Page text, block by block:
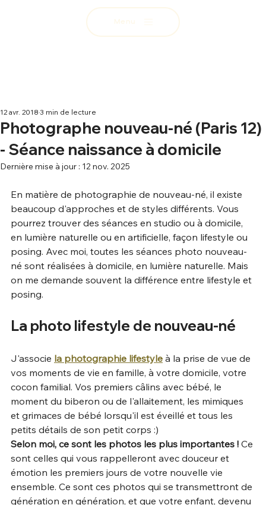
Menu
Photographe nouveau-né (Paris 12)
- Séance naissance à domicile
12 avr. 2018 3 min de lecture
Dernière mise à jour : 12 nov. 2025
En matière de photographie de nouveau-né, il existe
beaucoup d'approches et de styles différents. Vous
pourrez trouver des séances en studio ou à domicile,
en lumière naturelle ou en artificielle, façon lifestyle ou
posing. Avec moi, toutes les séances photo nouveau-
né sont réalisées à domicile, en lumière naturelle. Mais
on me demande souvent la différence entre lifestyle et
posing.
La photo lifestyle de nouveau-né
J'associe la photographie lifestyle à la prise de vue de
vos moments de vie en famille, à votre domicile, votre
cocon familial. Vos premiers câlins avec bébé, le
moment du biberon ou de l'allaitement, les mimiques
et grimaces de bébé lorsqu'il est éveillé et tous les
petits détails de son petit corps :)
Selon moi, ce sont les photos les plus importantes ! Ce
sont celles qui vous rappelleront avec douceur et
émotion les premiers jours de votre nouvelle vie
ensemble. Ce sont ces photos qui se transmettront de
génération en génération, et que votre enfant, devenu